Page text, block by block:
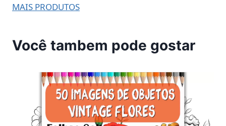
MAIS PRODUTOS
Você tambem pode gostar